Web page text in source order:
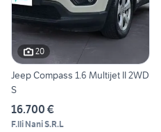
20
Jeep Compass 1.6 Multijet II 2WD
S
16.700 €
F.lli Nani S.R.L